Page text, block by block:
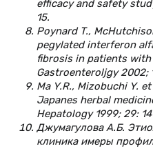
efficacy and safety
15.
Poуnard T.,
pegylated interferon
fibrosis in patients
Gastroenteroljgy 2002;
Ma Y.R., Mizobuchi Y.
Japanes herbal
Hepatology 1999; 29:
Джумагулова А.Б.
клиника имеры